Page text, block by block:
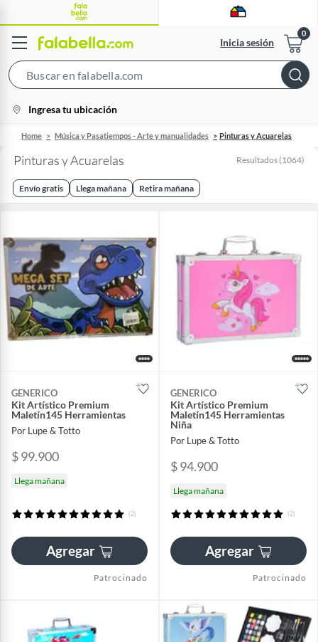
Inicia sesión
Bar
location-
icon
Ingresa tu ubicación
Home Música y Pasatiempos - Arte y manualidades Pinturas y Acuarelas
Pinturas y Acuarelas Resultados (1064)
Envío gratis Llega mañana Retira mañana
GENERICO
Kit Artístico Premium
Maletín145 Herramientas
Por Lupe & Totto
$ 99.900
Llega mañana
(2)
Agregar
Patrocinado
GENERICO
Kit Artístico Premium
Maletín145 Herramientas
Niña
Por Lupe & Totto
$ 94.900
Llega mañana
(2)
Agregar
Patrocinado